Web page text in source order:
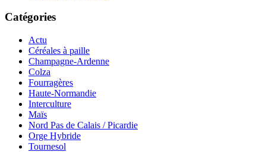
Catégories
Actu
Céréales à paille
Champagne-Ardenne
Colza
Fourragères
Haute-Normandie
Interculture
Maïs
Nord Pas de Calais / Picardie
Orge Hybride
Tournesol